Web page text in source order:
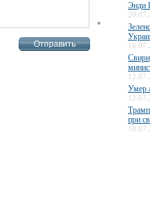
*
Энди
Умер
Трамп
при